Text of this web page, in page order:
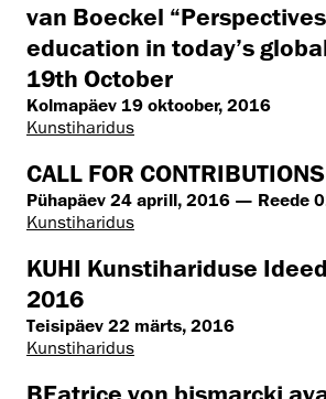
van Boeckel
education in today’s
19th October
Kolmapäev 19 oktoober, 2016
Kunstiharidus
CALL FOR CONTRIBUTIONS
Pühapäev 24 aprill, 2016 — Reede
Kunstiharidus
KUHI Kunstihariduse
2016
Teisipäev 22 märts, 2016
Kunstiharidus
BEatrice von bismarcki